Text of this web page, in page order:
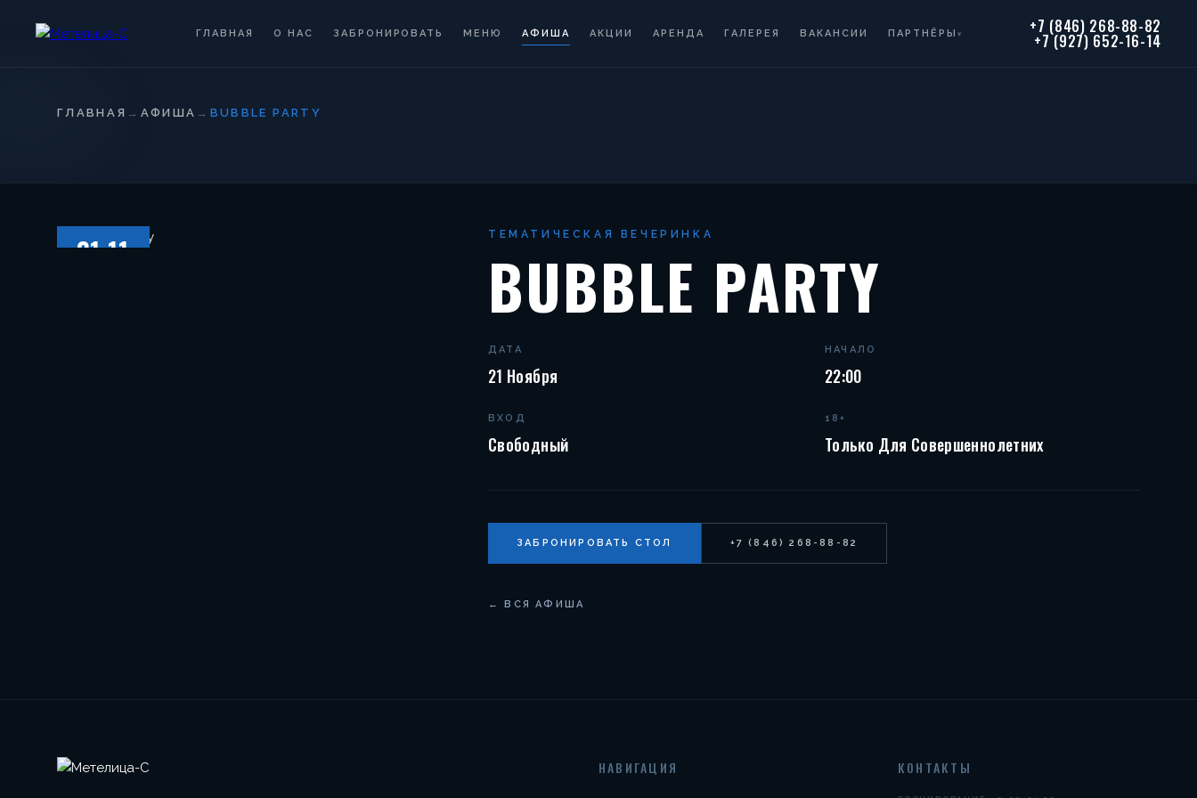
ГЛАВНАЯ О НАС ЗАБРОНИРОВАТЬ МЕНЮ АФИША АКЦИИ АРЕНДА ГАЛЕРЕЯ ВАКАНСИИ ПАРТНЁРЫ ▾ +7 (846) 268-88-82
+7 (927) 652-16-14
ГЛАВНАЯ → АФИША → BUBBLE PARTY
21.11 ТЕМАТИЧЕСКАЯ ВЕЧЕРИНКА
BUBBLE PARTY
ДАТА
21 Ноября
НАЧАЛО
22:00
ВХОД
Свободный
18+
Только Для Совершеннолетних
ЗАБРОНИРОВАТЬ СТОЛ +7 (846) 268-88-82
← ВСЯ АФИША
НАВИГАЦИЯ КОНТАКТЫ